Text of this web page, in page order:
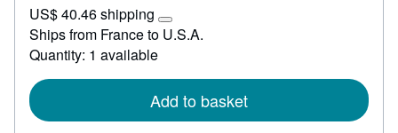
189.32
US$ 40.46 shipping
Learn
more
rates
Ships from France to U.S.A.
Quantity: 1 available
Add to basket